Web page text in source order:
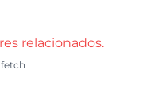
relacionados.